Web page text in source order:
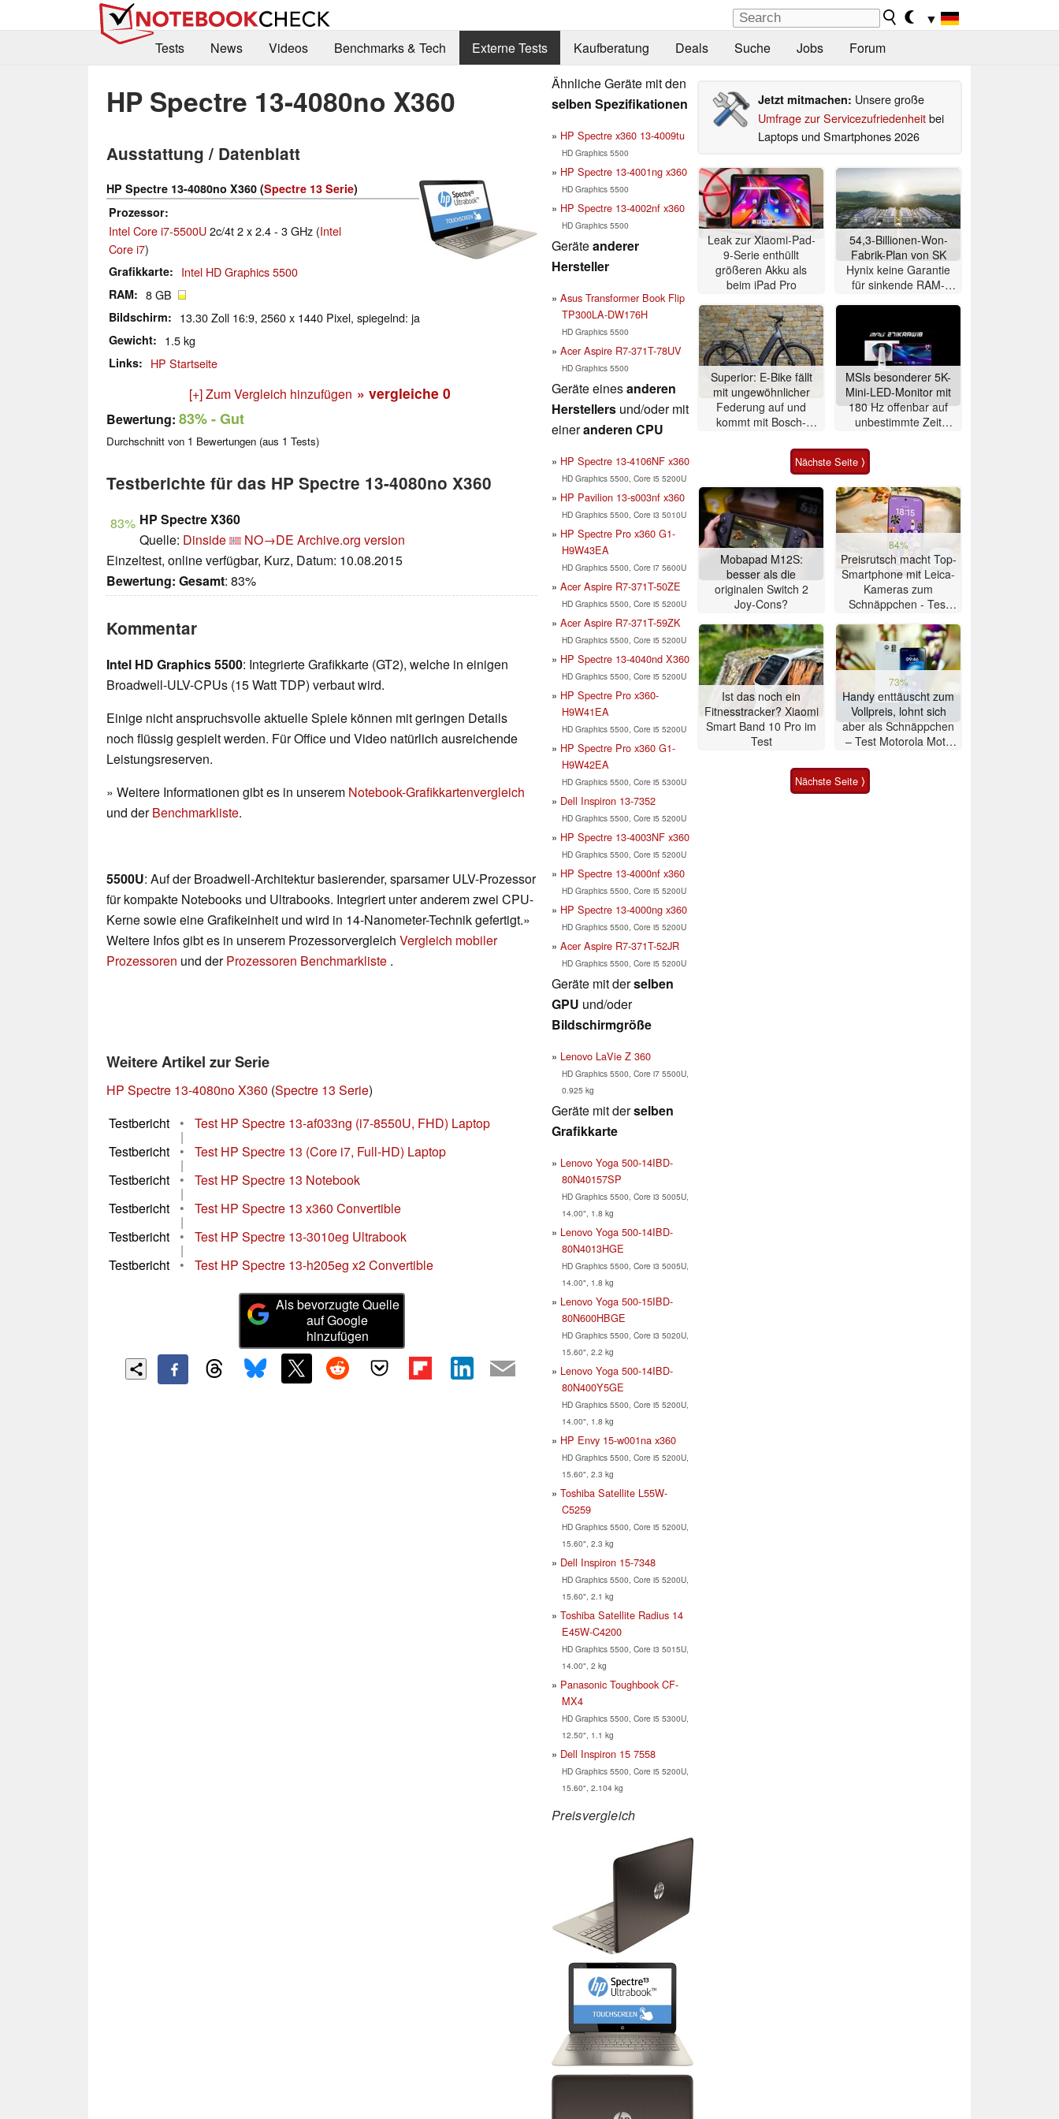
▼
Tests
News Videos Benchmarks & Tech Externe Tests Kaufberatung Deals Suche Jobs Forum
HP Spectre 13-4080no X360
Ausstattung / Datenblatt
HP Spectre 13-4080no X360 (Spectre 13 Serie)
Prozessor
Intel Core i7-5500U2c/4t 2 x 2.4 - 3 GHz (Intel
Core i7)
Grafikkarte Intel HD Graphics 5500
RAM 8 GB
Bildschirm 13.30 Zoll 16:9, 2560 x 1440 Pixel, spiegelnd: ja
Gewicht 1.5 kg
Links HP Startseite
[+] Zum Vergleich hinzufügen » vergleiche 0
Bewertung: 83%- Gut
Durchschnitt von 1 Bewertungen (aus 1 Tests)
Testberichte für das HP Spectre 13-4080no X360
83% HP Spectre X360
Quelle: Dinside NO→DE Archive.org version
Einzeltest, online verfügbar, Kurz, Datum: 10.08.2015
Bewertung: Gesamt: 83%
Kommentar
Intel HD Graphics 5500: Integrierte Grafikkarte (GT2), welche in einigen
Broadwell-ULV-CPUs (15 Watt TDP) verbaut wird.
Einige nicht anspruchsvolle aktuelle Spiele können mit geringen Details
noch flüssig gespielt werden. Für Office und Video natürlich ausreichende
Leistungsreserven.
» Weitere Informationen gibt es in unserem Notebook-Grafikkartenvergleich
und derBenchmarkliste.
5500U: Auf der Broadwell-Architektur basierender, sparsamer ULV-Prozessor
für kompakte Notebooks und Ultrabooks. Integriert unter anderem zwei CPU-
Kerne sowie eine Grafikeinheit und wird in 14-Nanometer-Technik gefertigt.»
Weitere Infos gibt es in unserem Prozessorvergleich Vergleich mobiler
Prozessoren und derProzessoren Benchmarkliste .
Weitere Artikel zur Serie
HP Spectre 13-4080no X360 (Spectre 13 Serie)
Testbericht
• Test HP Spectre 13-af033ng (i7-8550U, FHD) Laptop
|
Testbericht
• Test HP Spectre 13 (Core i7, Full-HD) Laptop
|
Testbericht
• Test HP Spectre 13 Notebook
|
Testbericht
• Test HP Spectre 13 x360 Convertible
|
Testbericht
• Test HP Spectre 13-3010eg Ultrabook
|
Testbericht
• Test HP Spectre 13-h205eg x2 Convertible
Als bevorzugte Quelle
auf Google
hinzufügen
Ähnliche Geräte mit den
selben Spezifikationen
HP Spectre x360 13-4009tu
HD Graphics 5500
HP Spectre 13-4001ng x360
HD Graphics 5500
HP Spectre 13-4002nf x360
HD Graphics 5500
Geräteanderer
Hersteller
Asus Transformer Book Flip
TP300LA-DW176H
HD Graphics 5500
Acer Aspire R7-371T-78UV
HD Graphics 5500
Geräte einesanderen
Herstellers und/oder mit
eineranderen CPU
HP Spectre 13-4106NF x360
HD Graphics 5500, Core i5 5200U
HP Pavilion 13-s003nf x360
HD Graphics 5500, Core i3 5010U
HP Spectre Pro x360 G1-
H9W43EA
HD Graphics 5500, Core i7 5600U
Acer Aspire R7-371T-50ZE
HD Graphics 5500, Core i5 5200U
Acer Aspire R7-371T-59ZK
HD Graphics 5500, Core i5 5200U
HP Spectre 13-4040nd X360
HD Graphics 5500, Core i5 5200U
HP Spectre Pro x360-
H9W41EA
HD Graphics 5500, Core i5 5200U
HP Spectre Pro x360 G1-
H9W42EA
HD Graphics 5500, Core i5 5300U
Dell Inspiron 13-7352
HD Graphics 5500, Core i5 5200U
HP Spectre 13-4003NF x360
HD Graphics 5500, Core i5 5200U
HP Spectre 13-4000nf x360
HD Graphics 5500, Core i5 5200U
HP Spectre 13-4000ng x360
HD Graphics 5500, Core i5 5200U
Acer Aspire R7-371T-52JR
HD Graphics 5500, Core i5 5200U
Geräte mit derselben
GPU und/oder
Bildschirmgröße
Lenovo LaVie Z 360
HD Graphics 5500, Core i7 5500U,
0.925 kg
Geräte mit derselben
Grafikkarte
Lenovo Yoga 500-14IBD-
80N40157SP
HD Graphics 5500, Core i3 5005U,
14.00", 1.8 kg
Lenovo Yoga 500-14IBD-
80N4013HGE
HD Graphics 5500, Core i3 5005U,
14.00", 1.8 kg
Lenovo Yoga 500-15IBD-
80N600HBGE
HD Graphics 5500, Core i3 5020U,
15.60", 2.2 kg
Lenovo Yoga 500-14IBD-
80N400Y5GE
HD Graphics 5500, Core i5 5200U,
14.00", 1.8 kg
HP Envy 15-w001na x360
HD Graphics 5500, Core i5 5200U,
15.60", 2.3 kg
Toshiba Satellite L55W-
C5259
HD Graphics 5500, Core i5 5200U,
15.60", 2.3 kg
Dell Inspiron 15-7348
HD Graphics 5500, Core i5 5200U,
15.60", 2.1 kg
Toshiba Satellite Radius 14
E45W-C4200
HD Graphics 5500, Core i3 5015U,
14.00", 2 kg
Panasonic Toughbook CF-
MX4
HD Graphics 5500, Core i5 5300U,
12.50", 1.1 kg
Dell Inspiron 15 7558
HD Graphics 5500, Core i5 5200U,
15.60", 2.104 kg
Preisvergleich
Jetzt mitmachen: Unsere große
Umfrage zur Servicezufriedenheitbei
Laptops und Smartphones 2026
Leak zur Xiaomi-Pad-
9-Serie enthüllt
größeren Akku als
beim iPad Pro
54,3-Billionen-Won-
Fabrik-Plan von SK
Hynix keine Garantie
für sinkende RAM-
Superior: E-Bike fällt
mit ungewöhnlicher
Federung auf und
kommt mit Bosch-
MSIs besonderer 5K-
Mini-LED-Monitor mit
180 Hz offenbar auf
unbestimmte Zeit
Nächste Seite ⟩
Mobapad M12S:
besser als die
originalen Switch 2
Joy-Cons?
84%
Preisrutsch macht Top-
Smartphone mit Leica-
Kameras zum
Schnäppchen - Test
Ist das noch ein
Fitnesstracker? Xiaomi
Smart Band 10 Pro im
Test
73%
Handy enttäuscht zum
Vollpreis, lohnt sich
aber als Schnäppchen
– Test Motorola Moto
Nächste Seite ⟩